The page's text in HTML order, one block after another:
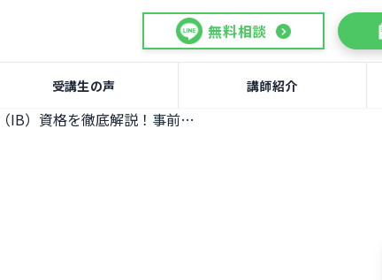
無料相談
受講生の声 講師紹介
国際バカロレア（IB）資格を徹底解説！事前に知るべきメリットと注意点